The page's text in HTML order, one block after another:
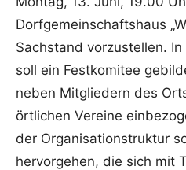
Dorfgemeinschaftshaus
Sachstand vorzustellen.
soll ein Festkomitee
neben Mitgliedern des
örtlichen Vereine
der Organisationstruktur
hervorgehen, die sich mit